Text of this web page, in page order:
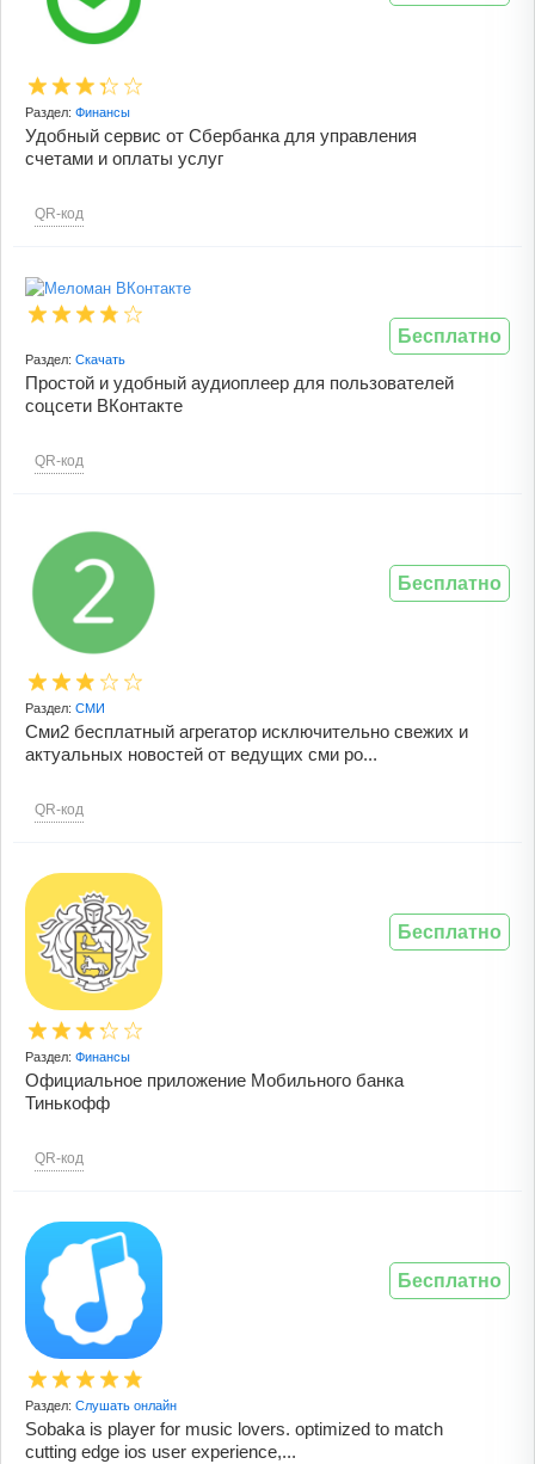
Раздел: Финансы
Удобный сервис от Сбербанка для управления
счетами и оплаты услуг
QR-код
Раздел: Скачать
Простой и удобный аудиоплеер для пользователей
соцсети ВКонтакте
QR-код
Бесплатно
Раздел: СМИ
Сми2 бесплатный агрегатор исключительно свежих и
актуальных новостей от ведущих сми ро...
QR-код
Бесплатно
Раздел: Финансы
Официальное приложение Мобильного банка
Тинькофф
QR-код
Бесплатно
Раздел: Слушать онлайн
Sobaka is player for music lovers. optimized to match
cutting edge ios user experience,...
Бесплатно